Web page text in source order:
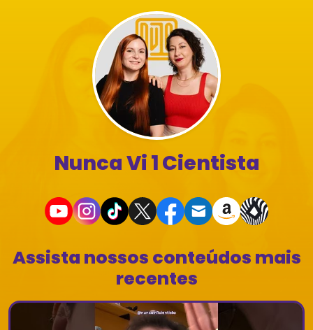
Nunca Vi 1 Cientista
Assista nossos conteúdos mais
recentes